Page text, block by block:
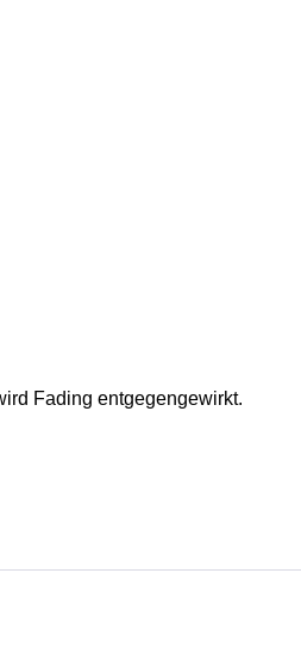
Fading entgegengewirkt.